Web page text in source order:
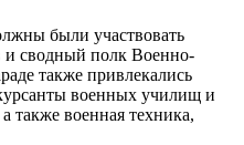
были участвовать
и сводный полк Военно-
также привлекались
военных училищ и
также военная техника,